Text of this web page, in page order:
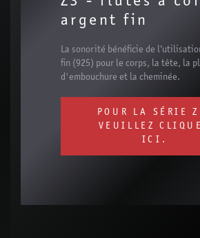
argent fin
La sonorité bénéficie de
fin (925) pour le corps, la tête, la
d'embouchure et la cheminée.
POUR LA SÉRIE
VEUILLEZ
ICI.